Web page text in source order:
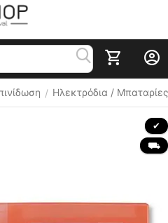
/ Ηλεκτρόδια / Μπαταρίες
✔
⛟